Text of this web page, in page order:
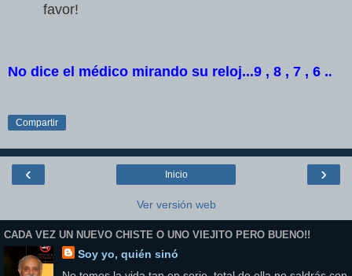
favor!
No dice el médico mirando su reloj...9 , 8 , 7 , 6 ..
Compartir
‹ ›
Inicio
Ver versión web
CADA VEZ UN NUEVO CHISTE O UNO VIEJITO PERO BUENO!!
Soy yo, quién sinó